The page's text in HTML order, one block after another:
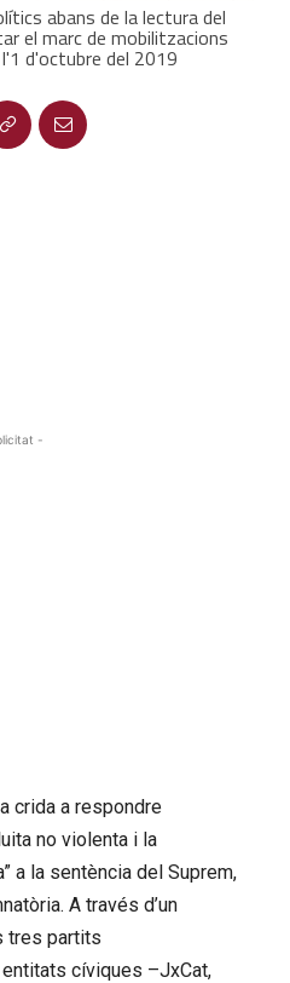
abans de la lectura del
el marc de mobilitzacions
d'octubre del 2019
-
crida a respondre
no violenta i la
a la sentència del Suprem,
A través d’un
tres partits
cíviques –JxCat,